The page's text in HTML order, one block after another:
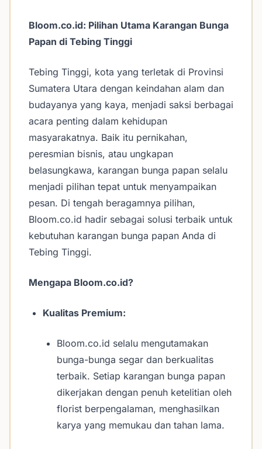
Bloom.co.id: Pilihan Utama Karangan Bunga
Papan di Tebing Tinggi
Tebing Tinggi, kota yang terletak di Provinsi
Sumatera Utara dengan keindahan alam dan
budayanya yang kaya, menjadi saksi berbagai
acara penting dalam kehidupan
masyarakatnya. Baik itu pernikahan,
peresmian bisnis, atau ungkapan
belasungkawa, karangan bunga papan selalu
menjadi pilihan tepat untuk menyampaikan
pesan. Di tengah beragamnya pilihan,
Bloom.co.id hadir sebagai solusi terbaik untuk
kebutuhan karangan bunga papan Anda di
Tebing Tinggi.
Mengapa Bloom.co.id?
Kualitas Premium:
Bloom.co.id selalu mengutamakan
bunga-bunga segar dan berkualitas
terbaik. Setiap karangan bunga papan
dikerjakan dengan penuh ketelitian oleh
florist berpengalaman, menghasilkan
karya yang memukau dan tahan lama.